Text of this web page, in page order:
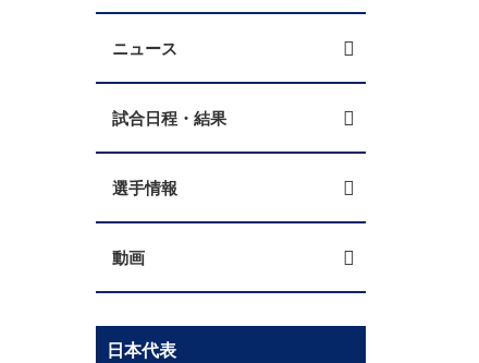
ニュース
試合日程・結果
選手情報
動画
日本代表